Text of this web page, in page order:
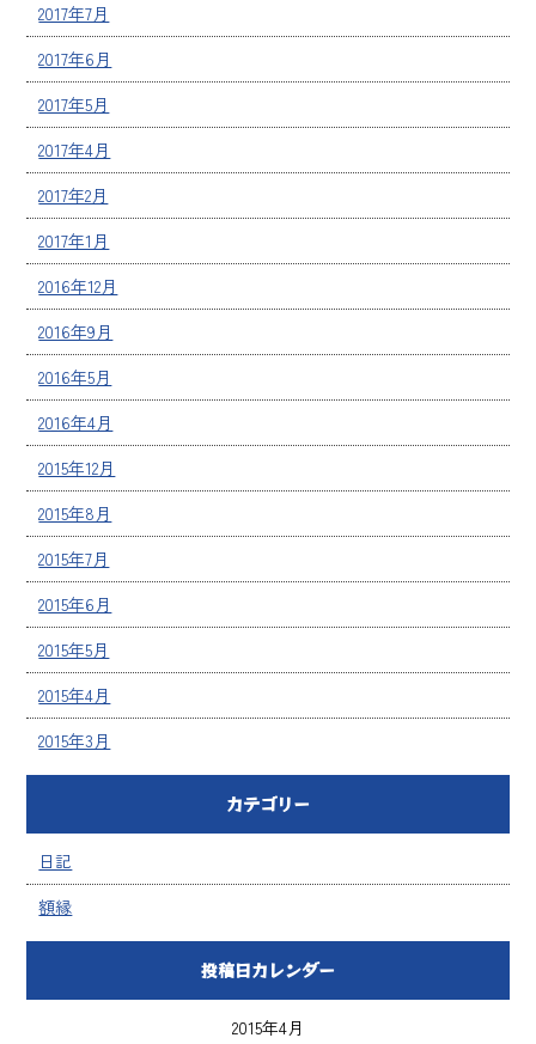
2017年7月
2017年6月
2017年5月
2017年4月
2017年2月
2017年1月
2016年12月
2016年9月
2016年5月
2016年4月
2015年12月
2015年8月
2015年7月
2015年6月
2015年5月
2015年4月
2015年3月
カテゴリー
日記
額縁
投稿日カレンダー
2015年4月